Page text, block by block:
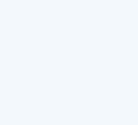
mỹ lại dạt dào xúc cảm
một dấu ấn riêng.
luôn được đón nhận một
phẩm của Nguyễn Ngọc
trên cộng đồng mạng. Bởi
như về đồng tính, mại dâm
của Thạch khá dữ dội, đôi khi
những nét riêng đó đã
đến với bạn đọc với một